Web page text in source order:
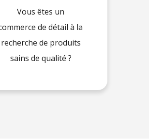
Vous êtes un
de détail à la
recherche de produits
sains de qualité ?